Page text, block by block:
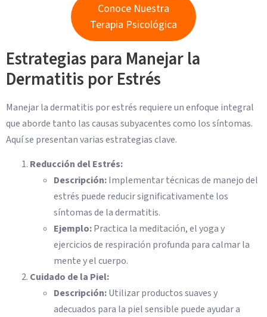
Conoce Nuestra
Terapia Psicológica
Estrategias para Manejar la
Dermatitis por Estrés
Manejar la dermatitis por estrés requiere un enfoque integral
que aborde tanto las causas subyacentes como los síntomas.
Aquí se presentan varias estrategias clave.
Reducción del Estrés:
Descripción:Implementar técnicas de manejo del
estrés puede reducir significativamente los
síntomas de la dermatitis.
Ejemplo:Practica la meditación, el yoga y
ejercicios de respiración profunda para calmar la
mente y el cuerpo.
Cuidado de la Piel:
Descripción:Utilizar productos suaves y
adecuados para la piel sensible puede ayudar a